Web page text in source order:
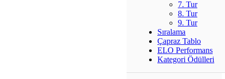
7. Tur
8. Tur
9. Tur
Sıralama
Çapraz Tablo
ELO Performans
Kategori Ödülleri